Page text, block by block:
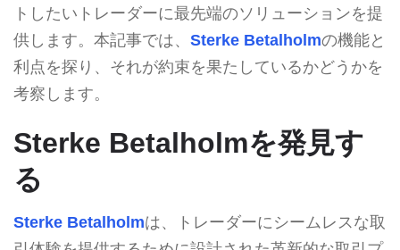
トしたいトレーダーに最先端のソリューションを提
供します。本記事では、 Sterke Betalholmの機能と
利点を探り、それが約束を果たしているかどうかを
考察します。
Sterke Betalholmを発見す
る
Sterke Betalholmは、トレーダーにシームレスな取